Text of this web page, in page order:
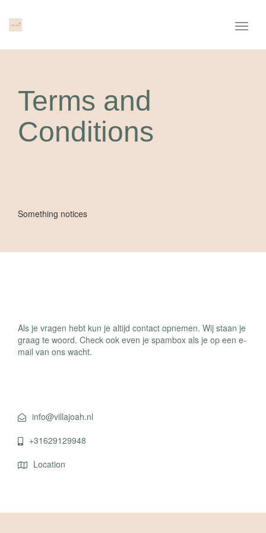
Toggle
Terms and
Conditions
Something notices
Als je vragen hebt kun je altijd contact opnemen. Wij staan je
graag te woord. Check ook even je spambox als je op een e-
mail van ons wacht.
info@villajoah.nl
+31629129948
Location